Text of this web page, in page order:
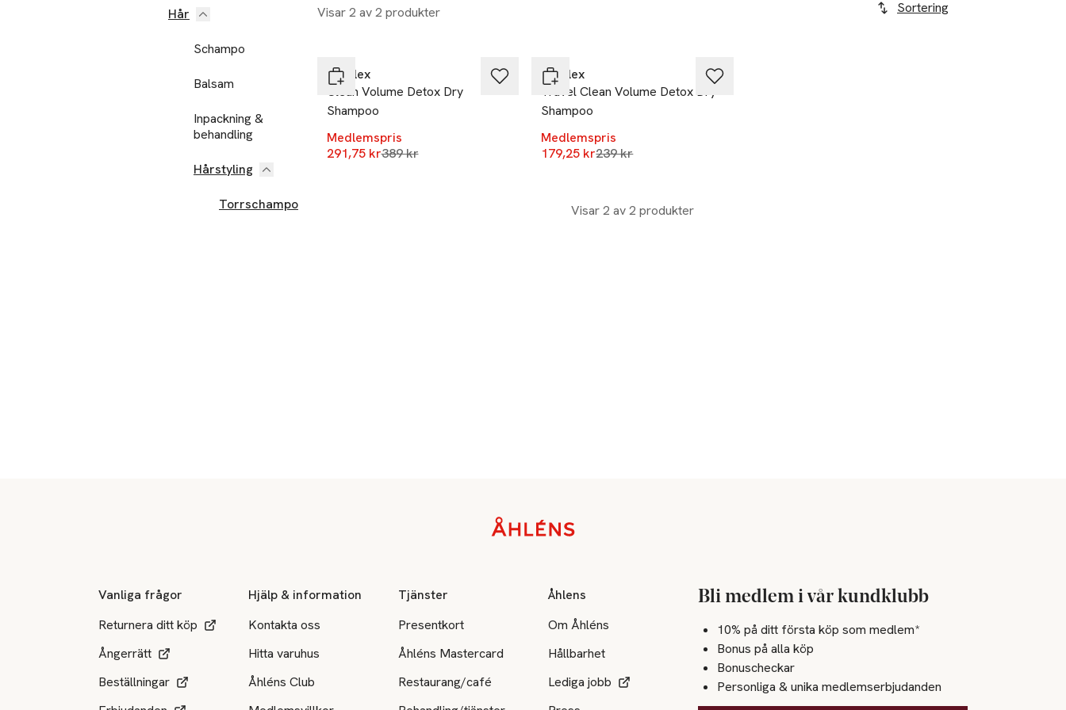
Hår
Schampo
Balsam
Inpackning &
behandling
Hårstyling
Torrschampo
Visar 2 av 2 produkter Sortering
Olaplex
Clean Volume Detox Dry
Shampoo
Medlemspris
291,75 krLägsta pris 30 dagar
389 kr
Olaplex
Travel Clean Volume Detox Dry
Shampoo
Medlemspris
179,25 krLägsta pris 30 dagar
239 kr
Visar 2 av 2 produkter
Vanliga frågor
Returnera ditt köp
Ångerrätt
Beställningar
Hjälp & information
Kontakta oss
Hitta varuhus
Åhléns Club
Tjänster
Presentkort
Åhléns Mastercard
Restaurang/café
Åhlens
Om Åhléns
Hållbarhet
Lediga jobb
Bli medlem i vår kundklubb
10% på ditt första köp som medlem*
Bonus på alla köp
Bonuscheckar
Personliga & unika medlemserbjudanden